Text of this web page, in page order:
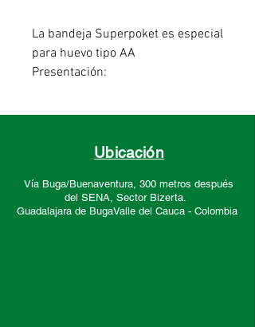
La bandeja Superpoket es especial
para huevo tipo AA
Presentación:
Ubicación
Vía Buga/Buenaventura, 300 metros después
del SENA, Sector Bizerta.
Guadalajara de BugaValle del Cauca - Colombia